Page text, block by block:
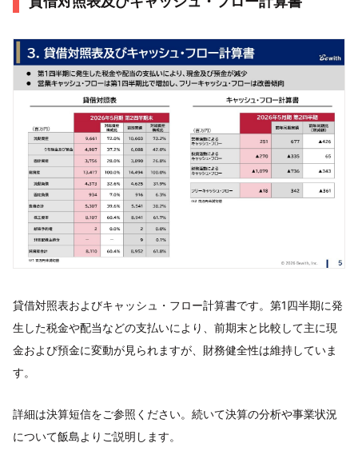
貸借対照表およびキャッシュ・フロー計算書です。第1四半期に発
生した税金や配当などの支払いにより、前期末と比較して主に現
金および預金に変動が見られますが、財務健全性は維持していま
す。
詳細は決算短信をご参照ください。続いて決算の分析や事業状況
について飯島よりご説明します。